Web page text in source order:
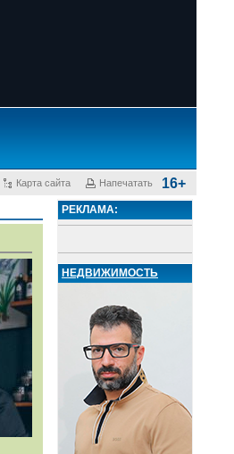
Карта сайта Напечатать 16+
РЕКЛАМА:
НЕДВИЖИМОСТЬ